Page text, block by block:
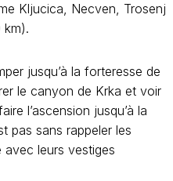
Kljucica, Necven, Trosenj
jusqu’à la forteresse de
le canyon de Krka et voir
l’ascension jusqu’à la
pas sans rappeler les
avec leurs vestiges